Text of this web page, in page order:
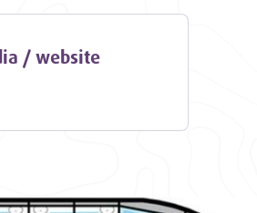
/ website